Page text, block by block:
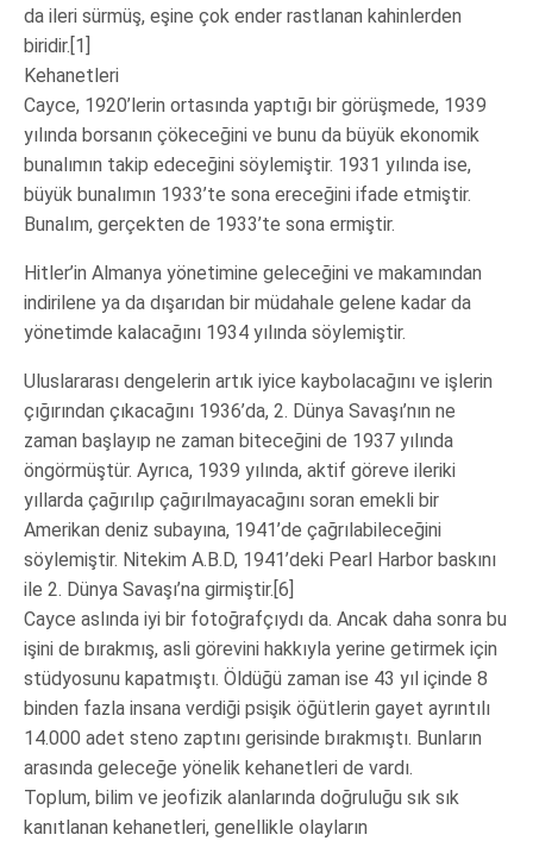
da ileri sürmüş, eşine çok ender rastlanan kahinlerden
biridir.[1]
Kehanetleri
Cayce, 1920’lerin ortasında yaptığı bir görüşmede, 1939
yılında borsanın çökeceğini ve bunu da büyük ekonomik
bunalımın takip edeceğini söylemiştir. 1931 yılında ise,
büyük bunalımın 1933’te sona ereceğini ifade etmiştir.
Bunalım, gerçekten de 1933’te sona ermiştir.
Hitler’in Almanya yönetimine geleceğini ve makamından
indirilene ya da dışarıdan bir müdahale gelene kadar da
yönetimde kalacağını 1934 yılında söylemiştir.
Uluslararası dengelerin artık iyice kaybolacağını ve işlerin
çığırından çıkacağını 1936’da, 2. Dünya Savaşı’nın ne
zaman başlayıp ne zaman biteceğini de 1937 yılında
öngörmüştür. Ayrıca, 1939 yılında, aktif göreve ileriki
yıllarda çağırılıp çağırılmayacağını soran emekli bir
Amerikan deniz subayına, 1941’de çağrılabileceğini
söylemiştir. Nitekim A.B.D, 1941’deki Pearl Harbor baskını
ile 2. Dünya Savaşı’na girmiştir.[6]
Cayce aslında iyi bir fotoğrafçıydı da. Ancak daha sonra bu
işini de bırakmış, asli görevini hakkıyla yerine getirmek için
stüdyosunu kapatmıştı. Öldüğü zaman ise 43 yıl içinde 8
binden fazla insana verdiği psişik öğütlerin gayet ayrıntılı
14.000 adet steno zaptını gerisinde bırakmıştı. Bunların
arasında geleceğe yönelik kehanetleri de vardı.
Toplum, bilim ve jeofizik alanlarında doğruluğu sık sık
kanıtlanan kehanetleri, genellikle olayların